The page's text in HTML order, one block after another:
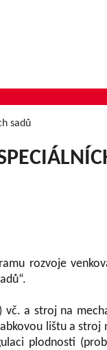
sadů
rozvoje
a stroj na
lištu a stroj
plodnosti